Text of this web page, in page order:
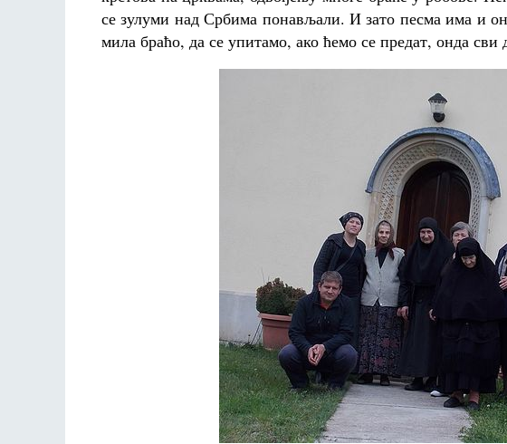
се зулуми над Србима понављали. И зато песма има и
мила браћо, да се упитамо, ако ћемо се предат, онда сви